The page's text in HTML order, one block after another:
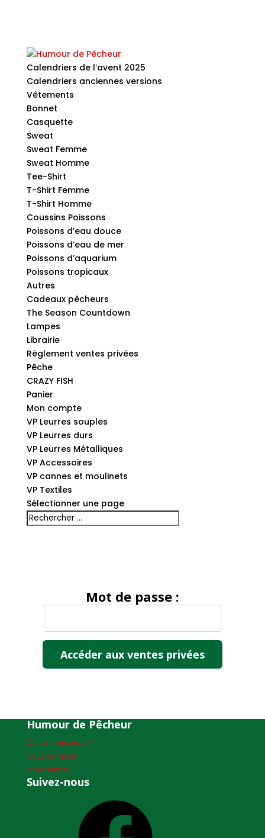
Calendriers de l’avent 2025
Calendriers anciennes versions
Vêtements
Bonnet
Casquette
Sweat
Sweat Femme
Sweat Homme
Tee-Shirt
T-Shirt Femme
T-Shirt Homme
Coussins Poissons
Poissons d’eau douce
Poissons d’eau de mer
Poissons d’aquarium
Poissons tropicaux
Autres
Cadeaux pêcheurs
The Season Countdown
Lampes
Librairie
Règlement ventes privées
Pêche
CRAZY FISH
Panier
Mon compte
VP Leurres souples
VP Leurres durs
VP Leurres Métalliques
VP Accessoires
VP cannes et moulinets
VP Textiles
Sélectionner une page
Mot de passe :
Humour de Pêcheur
Qui sommes-nous ?
Nous contacter
Mon compte
Suivez-nous